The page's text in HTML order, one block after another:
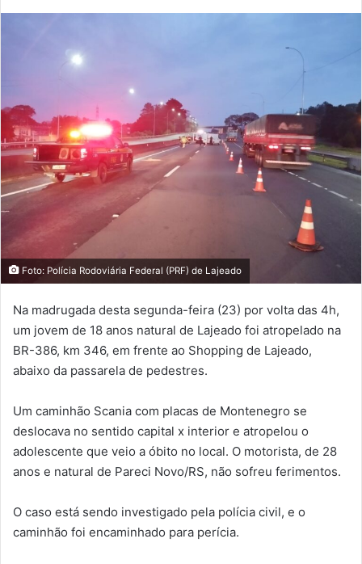
Foto: Polícia Rodoviária Federal (PRF) de Lajeado
Na madrugada desta segunda-feira (23) por volta das 4h,
um jovem de 18 anos natural de Lajeado foi atropelado na
BR-386, km 346, em frente ao Shopping de Lajeado,
abaixo da passarela de pedestres.
Um caminhão Scania com placas de Montenegro se
deslocava no sentido capital x interior e atropelou o
adolescente que veio a óbito no local. O motorista, de 28
anos e natural de Pareci Novo/RS, não sofreu ferimentos.
O caso está sendo investigado pela polícia civil, e o
caminhão foi encaminhado para perícia.